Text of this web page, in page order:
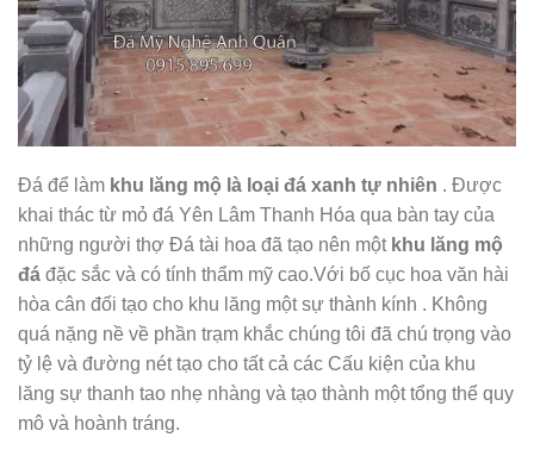
Đá để làm khu lăng mộ là loại đá xanh tự nhiên . Được
khai thác từ mỏ đá Yên Lâm Thanh Hóa qua bàn tay của
những người thợ Đá tài hoa đã tạo nên một khu lăng mộ
đá đặc sắc và có tính thẩm mỹ cao.Với bố cục hoa văn hài
hòa cân đối tạo cho khu lăng một sự thành kính . Không
quá nặng nề về phần trạm khắc chúng tôi đã chú trọng vào
tỷ lệ và đường nét tạo cho tất cả các Cấu kiện của khu
lăng sự thanh tao nhẹ nhàng và tạo thành một tổng thể quy
mô và hoành tráng.